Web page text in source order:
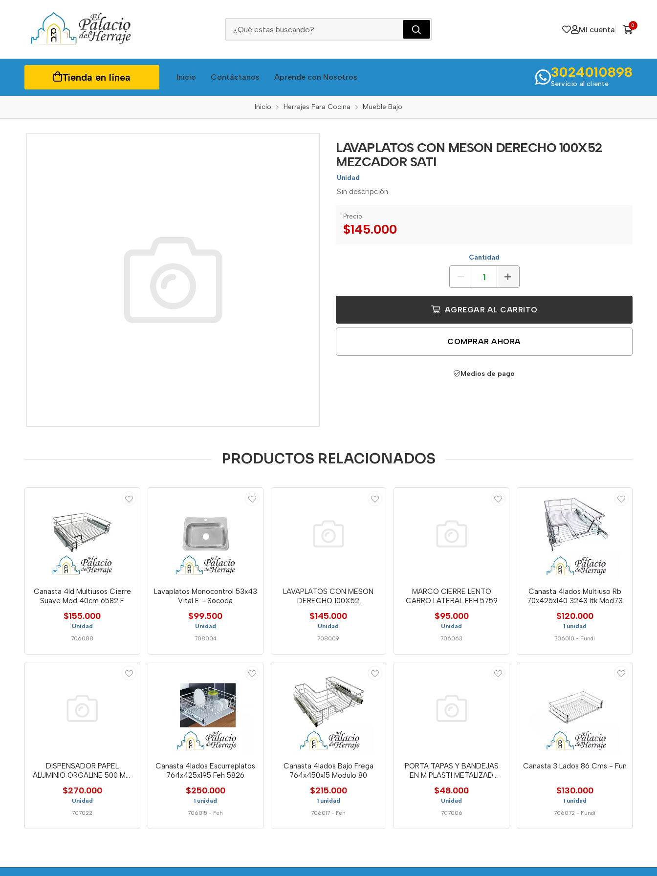
Mi cuenta 0
Tienda en línea Inicio Contáctanos Aprende con Nosotros 3024010898
Servicio al cliente
Inicio Herrajes Para Cocina Mueble Bajo
LAVAPLATOS CON MESON DERECHO 100X52
MEZCADOR SATI
Unidad
Sin descripción
Precio
$145.000
Cantidad
AGREGAR AL CARRITO
COMPRAR AHORA
Medios de pago
PRODUCTOS RELACIONADOS
Canasta 4ld Multiusos Cierre
Suave Mod 40cm 6582 F
$155.000
Unidad
706088
Lavaplatos Monocontrol 53x43
Vital E - Socoda
$99.500
Unidad
708004
LAVAPLATOS CON MESON
DERECHO 100X52
MONOCONTROL S
$145.000
Unidad
708009
MARCO CIERRE LENTO
CARRO LATERAL FEH 5759
$95.000
Unidad
706063
Canasta 4lados Multiuso Rb
70x425x140 3243 Itk Mod73
$120.000
1 unidad
706010 - Fundi
DISPENSADOR PAPEL
ALUMINIO ORGALINE 500 MM
$270.000
Unidad
707022
Canasta 4lados Escurreplatos
764x425x195 Feh 5826
$250.000
1 unidad
706015 - Feh
Canasta 4lados Bajo Frega
764x450x15 Modulo 80
$215.000
1 unidad
706017 - Feh
PORTA TAPAS Y BANDEJAS
EN M PLASTI METALIZAD
$48.000
Unidad
707006
Canasta 3 Lados 86 Cms - Fun
$130.000
1 unidad
706072 - Fundi